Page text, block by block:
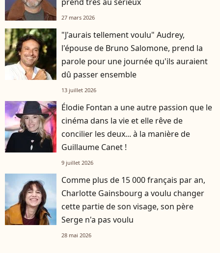
27 mars 2026
"J'aurais tellement voulu" Audrey,
l'épouse de Bruno Salomone, prend la
parole pour une journée qu'ils auraient
dû passer ensemble
13 juillet 2026
Élodie Fontan a une autre passion que le
cinéma dans la vie et elle rêve de
concilier les deux... à la manière de
Guillaume Canet !
9 juillet 2026
Comme plus de 15 000 français par an,
Charlotte Gainsbourg a voulu changer
cette partie de son visage, son père
Serge n'a pas voulu
28 mai 2026